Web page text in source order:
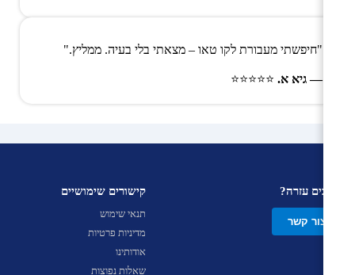
"חיפשתי מעבורת לקו טאו – מצאתי בלי בעיה. ממליץ."
— גיא א. ⭐⭐⭐⭐⭐
צריכים עזרה?
צור קשר
קישורים שימושיים
תנאי שימוש
מדיניות פרטיות
אודותינו
שאלות נפוצות